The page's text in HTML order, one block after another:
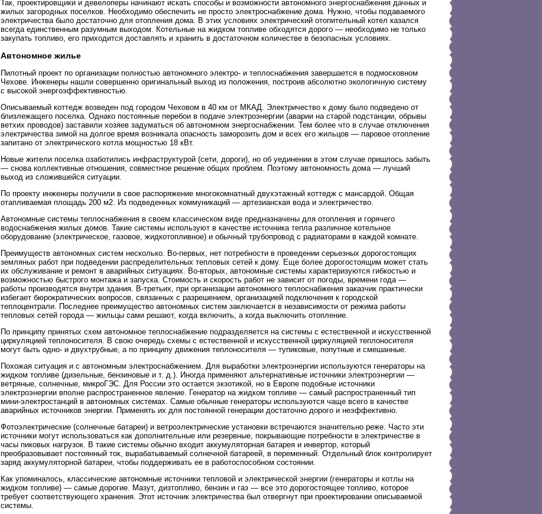
Так, проектировщики и девелоперы начинают искать способы и возможности автономного энергоснабжения дачных и
жилых загородных поселков. Необходимо обеспечить не просто электроснабжение дома. Нужно, чтобы подаваемого
электричества было достаточно для отопления дома. В этих условиях электрический отопительный котел казался
всегда единственным разумным выходом. Котельные на жидком топливе обходятся дорого — необходимо не только
закупать топливо, его приходится доставлять и хранить в достаточном количестве в безопасных условиях.
Автономное жилье
Пилотный проект по организации полностью автономного электро- и теплоснабжения завершается в подмосковном
Чехове. Инженеры нашли совершенно оригинальный выход из положения, построив абсолютно экологичную систему
с высокой энергоэффективностью.
Описываемый коттедж возведен под городом Чеховом в 40 км от МКАД. Электричество к дому было подведено от
близлежащего поселка. Однако постоянные перебои в подаче электроэнергии (аварии на старой подстанции, обрывы
ветхих проводов) заставили хозяев задуматься об автономном энергоснабжении. Тем более что в случае отключения
электричества зимой на долгое время возникала опасность заморозить дом и всех его жильцов — паровое отопление
запитано от электрического котла мощностью 18 кВт.
Новые жители поселка озаботились инфраструктурой (сети, дороги), но об уединении в этом случае пришлось забыть
— снова коллективные отношения, совместное решение общих проблем. Поэтому автономность дома — лучший
выход из сложившейся ситуации.
По проекту инженеры получили в свое распоряжение многокомнатный двухэтажный коттедж с мансардой. Общая
отапливаемая площадь 200 м2. Из подведенных коммуникаций — артезианская вода и электричество.
Автономные системы теплоснабжения в своем классическом виде предназначены для отопления и горячего
водоснабжения жилых домов. Такие системы используют в качестве источника тепла различное котельное
оборудование (электрическое, газовое, жидкотопливное) и обычный трубопровод с радиаторами в каждой комнате.
Преимуществ автономных систем несколько. Во-первых, нет потребности в проведении серьезных дорогостоящих
земляных работ при подведении распределительных тепловых сетей к дому. Еще более дорогостоящим может стать
их обслуживание и ремонт в аварийных ситуациях. Во-вторых, автономные системы характеризуются гибкостью и
возможностью быстрого монтажа и запуска. Стоимость и скорость работ не зависит от погоды, времени года —
работы производятся внутри здания. В-третьих, при организации автономного теплоснабжения заказчик практически
избегает бюрократических вопросов, связанных с разрешением, организацией подключения к городской
теплоцентрали. Последнее преимущество автономных систем заключается в независимости от режима работы
тепловых сетей города — жильцы сами решают, когда включить, а когда выключить отопление.
По принципу принятых схем автономное теплоснабжение подразделяется на системы с естественной и искусственной
циркуляцией теплоносителя. В свою очередь схемы с естественной и искусственной циркуляцией теплоносителя
могут быть одно- и двухтрубные, а по принципу движения теплоносителя — тупиковые, попутные и смешанные.
Похожая ситуация и с автономным электроснабжением. Для выработки электроэнергии используются генераторы на
жидком топливе (дизельные, бензиновые и т. д.). Иногда применяют альтернативные источники электроэнергии —
ветряные, солнечные, микроГЭС. Для России это остается экзотикой, но в Европе подобные источники
электроэнергии вполне распространенное явление. Генератор на жидком топливе — самый распространенный тип
мини-электростанций в автономных системах. Самые обычные генераторы используются чаще всего в качестве
аварийных источников энергии. Применять их для постоянной генерации достаточно дорого и неэффективно.
Фотоэлектрические (солнечные батареи) и ветроэлектрические установки встречаются значительно реже. Часто эти
источники могут использоваться как дополнительные или резервные, покрывающие потребности в электричестве в
часы пиковых нагрузок. В такие системы обычно входит аккумуляторная батарея и инвертор, который
преобразовывает постоянный ток, вырабатываемый солнечной батареей, в переменный. Отдельный блок контролирует
заряд аккумуляторной батареи, чтобы поддерживать ее в работоспособном состоянии.
Как упоминалось, классические автономные источники тепловой и электрической энергии (генераторы и котлы на
жидком топливе) — самые дорогие. Мазут, дизтопливо, бензин и газ — все это дорогостоящее топливо, которое
требует соответствующего хранения. Этот источник электричества был отвергнут при проектировании описываемой
системы.